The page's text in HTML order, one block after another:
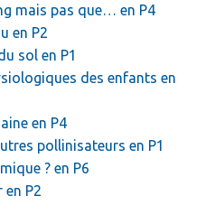
mais pas que… en P4
en P2
sol en P1
des enfants en
en P4
pollinisateurs en P1
? en P6
en P2